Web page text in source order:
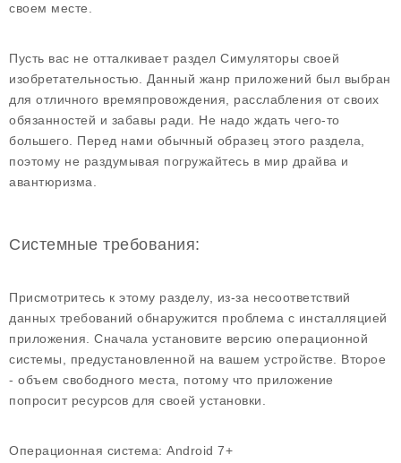
своем месте.
Пусть вас не отталкивает раздел Симуляторы своей
изобретательностью. Данный жанр приложений был выбран
для отличного времяпровождения, расслабления от своих
обязанностей и забавы ради. Не надо ждать чего-то
большего. Перед нами обычный образец этого раздела,
поэтому не раздумывая погружайтесь в мир драйва и
авантюризма.
Системные требования:
Присмотритесь к этому разделу, из-за несоответствий
данных требований обнаружится проблема с инсталляцией
приложения. Сначала установите версию операционной
системы, предустановленной на вашем устройстве. Второе
- объем свободного места, потому что приложение
попросит ресурсов для своей установки.
Операционная система: Android 7+